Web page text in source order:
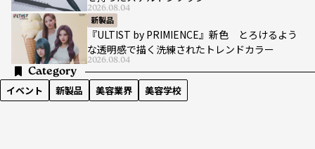
2026.08.04
新製品
『ULTIST by PRIMIENCE』新色 とろけるよう
な透明感で描く洗練されたトレンドカラー
2026.08.04
Category
イベント 新製品 美容業界 美容学校